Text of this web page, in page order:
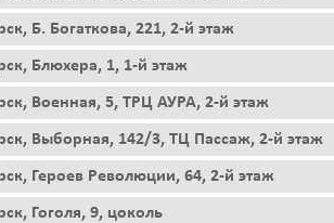
Б. Богаткова, 221, 2-й этаж
Блюхера, 1, 1-й этаж
Военная, 5, ТРЦ АУРА, 2-й этаж
Выборная, 142/3, ТЦ Пассаж, 2-й этаж
Героев Революции, 64, 2-й этаж
Гоголя, 9, цоколь